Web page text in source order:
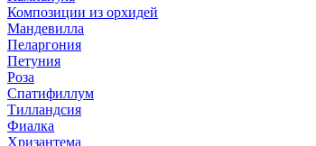
Композиции из орхидей
Мандевилла
Пеларгония
Петуния
Роза
Спатифиллум
Тилландсия
Фиалка
Хризантема